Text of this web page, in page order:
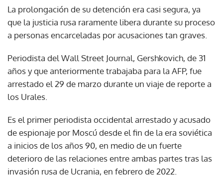
La prolongación de su detención era casi segura, ya
que la justicia rusa raramente libera durante su proceso
a personas encarceladas por acusaciones tan graves.
Periodista del Wall Street Journal, Gershkovich, de 31
años y que anteriormente trabajaba para la AFP, fue
arrestado el 29 de marzo durante un viaje de reporte a
los Urales.
Es el primer periodista occidental arrestado y acusado
de espionaje por Moscú desde el fin de la era soviética
a inicios de los años 90, en medio de un fuerte
deterioro de las relaciones entre ambas partes tras las
invasión rusa de Ucrania, en febrero de 2022.